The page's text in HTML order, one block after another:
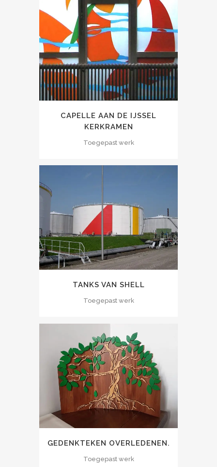
CAPELLE AAN DE IJSSEL
KERKRAMEN
Toegepast werk
TANKS VAN SHELL
Toegepast werk
GEDENKTEKEN OVERLEDENEN.
Toegepast werk